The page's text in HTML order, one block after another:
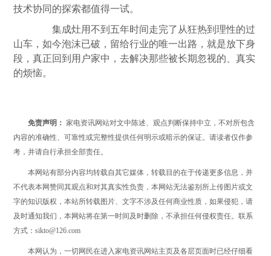
技术协同的探索都值得一试。
集成灶用不到五年时间走完了从狂热到理性的过
山车，如今泡沫已破，留给行业的唯一出路，就是放下身
段，真正回到用户家中，去解决那些被长期忽视的、真实
的烦恼。
免责声明： 家电资讯网站对文中陈述、观点判断保持中立，不对所包含
内容的准确性、可靠性或完整性提供任何明示或暗示的保证。请读者仅作参
考，并请自行承担全部责任。
本网站有部分内容均转载自其它媒体，转载目的在于传递更多信息，并
不代表本网赞同其观点和对其真实性负责，本网站无法鉴别所上传图片或文
字的知识版权，本站所转载图片、文字不涉及任何商业性质，如果侵犯，请
及时通知我们，本网站将在第一时间及时删除，不承担任何侵权责任。联系
方式：sikto@126.com
本网认为，一切网民在进入家电资讯网站主页及各层页面时已经仔细看